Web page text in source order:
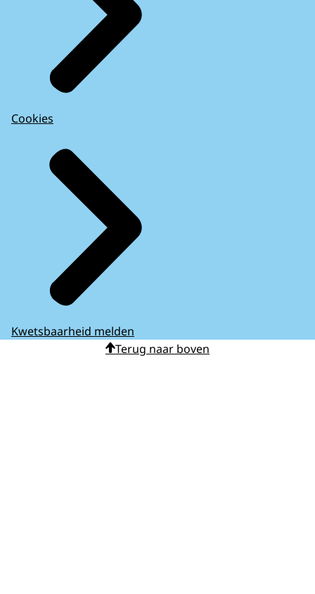
Cookies
Kwetsbaarheid melden
Terug naar boven